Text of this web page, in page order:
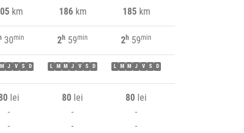
km 186km 185km
30min 2h 59min 2h 59min
M J V S D M M J V S D M M J V S D
lei
-
-
80 lei
-
-
80 lei
-
-